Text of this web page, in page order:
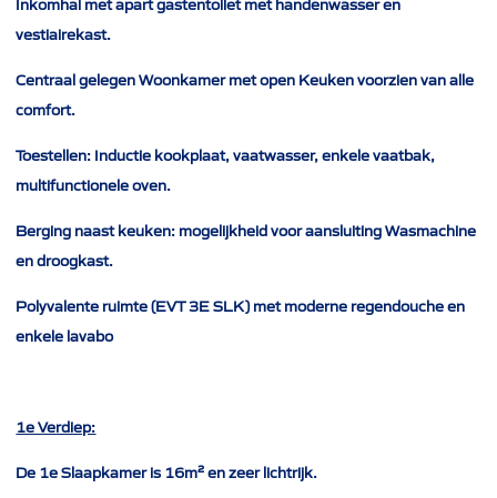
Inkomhal met apart gastentoilet met handenwasser en
vestiairekast.
Centraal gelegen Woonkamer met open Keuken voorzien van alle
comfort.
Toestellen: Inductie kookplaat, vaatwasser, enkele vaatbak,
multifunctionele oven.
Berging naast keuken: mogelijkheid voor aansluiting Wasmachine
en droogkast.
Polyvalente ruimte (EVT 3E SLK) met moderne regendouche en
enkele lavabo
1e Verdiep:
De 1e Slaapkamer is 16m² en zeer lichtrijk.